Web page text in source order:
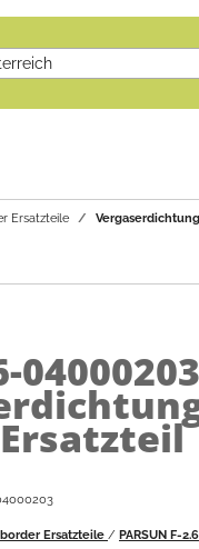
Ersatzteile
Ersatzteile / PARSUN F-2.6